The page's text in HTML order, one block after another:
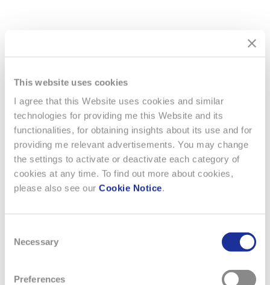
This website uses cookies
I agree that this Website uses cookies and similar
technologies for providing me this Website and its
functionalities, for obtaining insights about its use and for
providing me relevant advertisements. You may change
the settings to activate or deactivate each category of
cookies at any time. To find out more about cookies,
please also see our Cookie Notice.
Selection
Necessary
Preferences
notre Service d’Information.
Organe de contrôle
PricewaterhouseCoopers AG
St. Jakob-Strasse 25, CH-4002 Basel